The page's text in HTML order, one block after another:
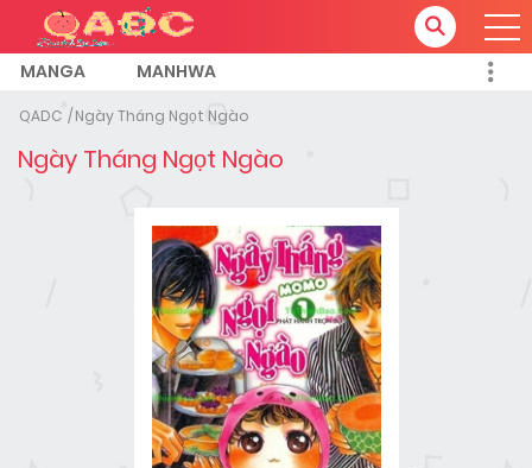
MANGA MANHWA
QADC Ngày Tháng Ngọt Ngào
Ngày Tháng Ngọt Ngào